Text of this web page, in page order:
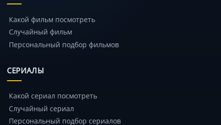
Какой фильм посмотреть
Случайный фильм
Персональный подбор фильмов
СЕРИАЛЫ
Какой сериал посмотреть
Случайный сериал
Персональный подбор сериалов